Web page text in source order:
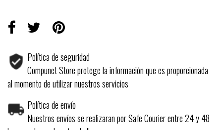
Política de seguridad
Compunet Store protege la información que es proporcionada
al momento de utilizar nuestros servicios
Política de envío
Nuestros envíos se realizaran por Safe Courier entre 24 y 48